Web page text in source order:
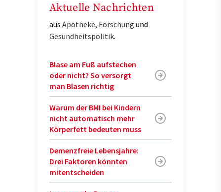
Aktuelle Nachrichten
aus Apotheke, Forschung und
Gesundheitspolitik.
Blase am Fuß aufstechen
oder nicht? So versorgt
man Blasen richtig
Warum der BMI bei Kindern
nicht automatisch mehr
Körperfett bedeuten muss
Demenzfreie Lebensjahre:
Drei Faktoren könnten
mitentscheiden